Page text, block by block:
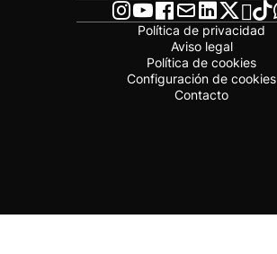
Política de privacidad
Aviso legal
Política de cookies
Configuración de cookies
Contacto